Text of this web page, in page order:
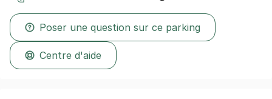
Poser une question sur ce parking
Centre d'aide